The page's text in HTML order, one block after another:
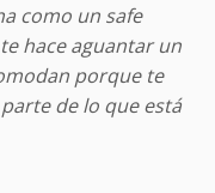
como un safe
hace aguantar un
porque te
de lo que está